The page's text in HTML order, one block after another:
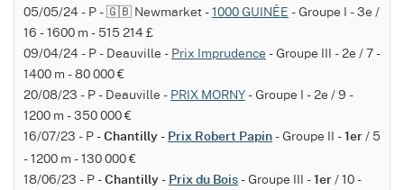
05/05/24 - P - 🇬🇧 Newmarket -1000 GUINÉE - Groupe I - 3e /
16 - 1600 m - 515 214 £
09/04/24 - P - Deauville - Prix Imprudence - Groupe III - 2e / 7 -
1400 m - 80 000 €
20/08/23 - P - Deauville - PRIX MORNY- Groupe I - 2e / 9 -
1200 m - 350 000 €
16/07/23 - P - Chantilly - Prix Robert Papin - Groupe II - 1er / 5
- 1200 m - 130 000 €
18/06/23 - P - Chantilly - Prix du Bois - Groupe III - 1er / 10 -